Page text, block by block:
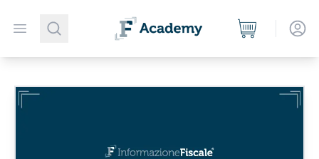
Open menu